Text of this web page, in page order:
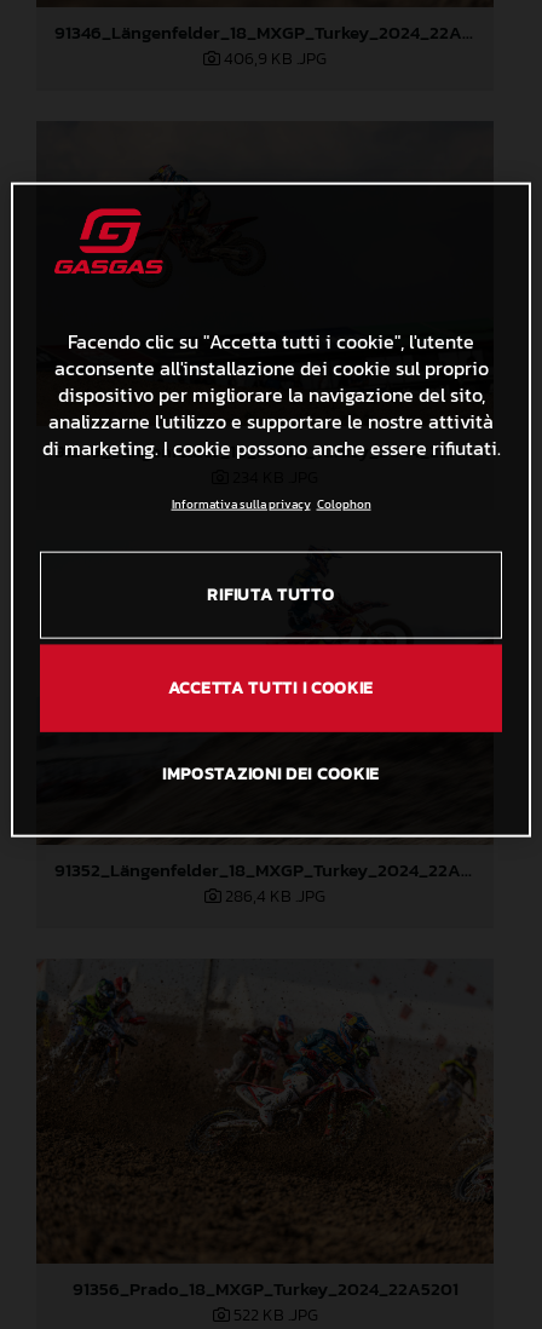
91346_Längenfelder_18_MXGP_Turkey_2024_22A0137
406,9 KB .JPG
91349_Längenfelder_18_MXGP_Turkey_2024_22A4650
91352_Längenfelder_18_MXGP_Turkey_2024_22A6704
286,4 KB .JPG
91356_Prado_18_MXGP_Turkey_2024_22A5201
522 KB .JPG
Facendo clic su "Accetta tutti i cookie", l'utente
acconsente all'installazione dei cookie sul proprio
dispositivo per migliorare la navigazione del sito,
analizzarne l'utilizzo e supportare le nostre attività
di marketing. I cookie possono anche essere rifiutati.
Informativa sulla privacy Colophon
RIFIUTA TUTTO
ACCETTA TUTTI I COOKIE
IMPOSTAZIONI DEI COOKIE